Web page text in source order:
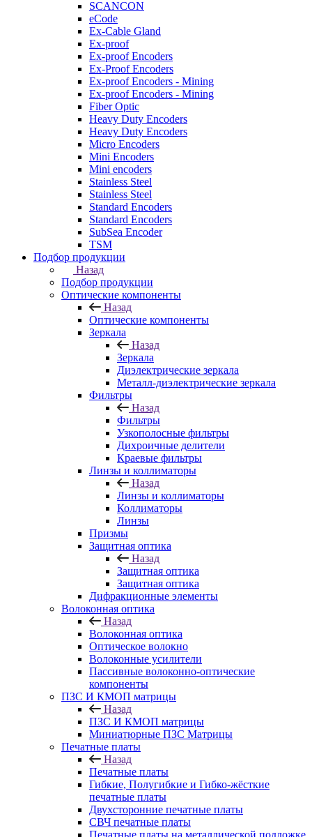
SCANCON
eCode
Ex-Cable Gland
Ex-proof
Ex-proof Encoders
Ex-Proof Encoders
Ex-proof Encoders - Mining
Ex-proof Encoders - Mining
Fiber Optic
Heavy Duty Encoders
Heavy Duty Encoders
Micro Encoders
Mini Encoders
Mini encoders
Stainless Steel
Stainless Steel
Standard Encoders
Standard Encoders
SubSea Encoder
TSM
Подбор продукции
Назад
Подбор продукции
Оптические компоненты
Назад
Оптические компоненты
Зеркала
Назад
Зеркала
Диэлектрические зеркала
Металл-диэлектрические зеркала
Фильтры
Назад
Фильтры
Узкополосные фильтры
Дихроичные делители
Краевые фильтры
Линзы и коллиматоры
Назад
Линзы и коллиматоры
Коллиматоры
Линзы
Призмы
Защитная оптика
Назад
Защитная оптика
Защитная оптика
Дифракционные элементы
Волоконная оптика
Назад
Волоконная оптика
Оптическое волокно
Волоконные усилители
Пассивные волоконно-оптические
компоненты
ПЗС И КМОП матрицы
Назад
ПЗС И КМОП матрицы
Миниатюрные ПЗС Матрицы
Печатные платы
Назад
Печатные платы
Гибкие, Полугибкие и Гибко-жёсткие
печатные платы
Двухсторонние печатные платы
СВЧ печатные платы
Печатные платы на металлической подложке